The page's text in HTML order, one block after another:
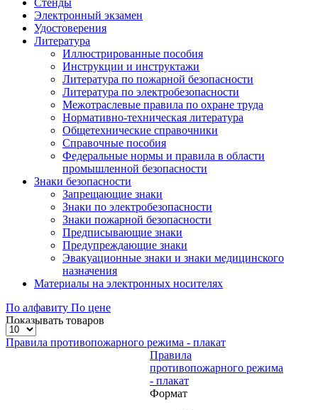
Электронный экзамен
Удостоверения
Литература
Иллюстрированные пособия
Инструкции и инструктажи
Литература по пожарной безопасности
Литература по электробезопасности
Межотраслевые правила по охране труда
Нормативно-техническая литература
Общетехнические справочники
Справочные пособия
Федеральные нормы и правила в области
промышленной безопасности
Знаки безопасности
Запрещающие знаки
Знаки по электробезопасности
Знаки пожарной безопасности
Предписывающие знаки
Предупреждающие знаки
Эвакуационные знаки и знаки медицинского
назначения
Материалы на электронных носителях
По алфавиту По цене
Показывать товаров
Правила противопожарного режима - плакат
Правила
противопожарного режима
- плакат
Формат